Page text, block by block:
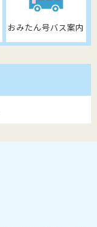
おみたん号バス案内